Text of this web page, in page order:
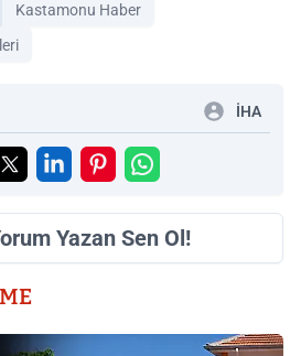
Kastamonu Haber
İHA
Yazan Sen Ol!